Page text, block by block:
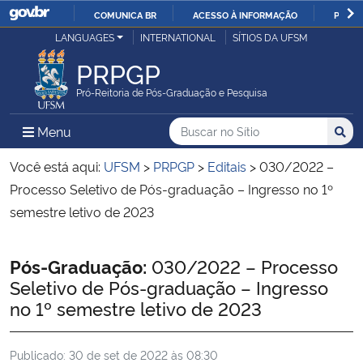
IR
COMUNICA BR ACESSO À INFORMAÇÃO
Ministério da Justiça e Segurança Pública
Ministério da Defesa
Ministério das Relações Exteriores
Ministério da Economia
Ministério da Agricultura, Pecuária e Abastecimento
Ministério da Educação
LANGUAGES INTERNATIONAL SÍTIOS DA UFSM
PRPGP
Pró-Reitoria de Pós-Graduação e Pesquisa
Menu Menu Principal do Sítio
Busca
Buscar no no Sítio
Busca:
Você está aqui: UFSM > PRPGP > Editais >030/2022 –
Processo Seletivo de Pós-graduação – Ingresso no 1º
semestre letivo de 2023
Início do conteúdo
Pós-Graduação: 030/2022 – Processo
Seletivo de Pós-graduação – Ingresso
no 1º semestre letivo de 2023
Publicado: 30 de set de 2022 às 08:30